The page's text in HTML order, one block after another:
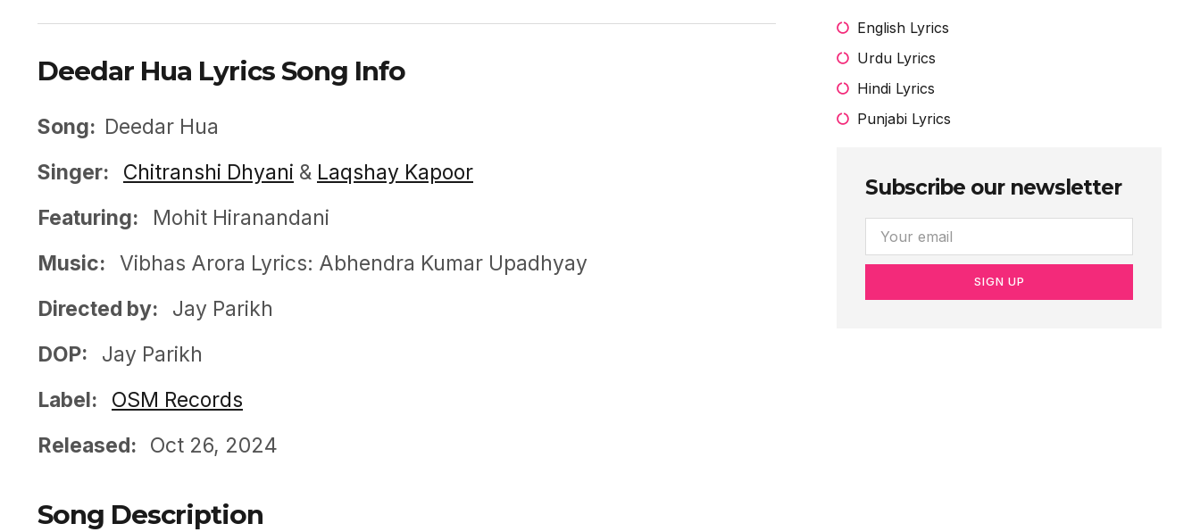
Deedar Hua Lyrics Song Info
Song: Deedar Hua
Singer:
Chitranshi Dhyani & Laqshay Kapoor
Featuring:
Mohit Hiranandani
Music:
Vibhas Arora Lyrics: Abhendra Kumar Upadhyay
Directed by:
Jay Parikh
DOP:
Jay Parikh
Label:
OSM Records
Released: Oct 26, 2024
Song Description
English Lyrics
Urdu Lyrics
Hindi Lyrics
Punjabi Lyrics
Subscribe our newsletter
SIGN UP